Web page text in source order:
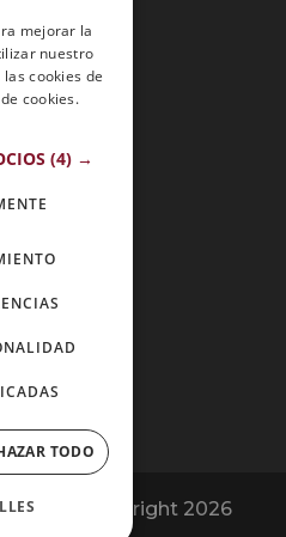
| Copyright 2026
mejorar la
nuestro
cookies de
cookies.
(4) →
TODO